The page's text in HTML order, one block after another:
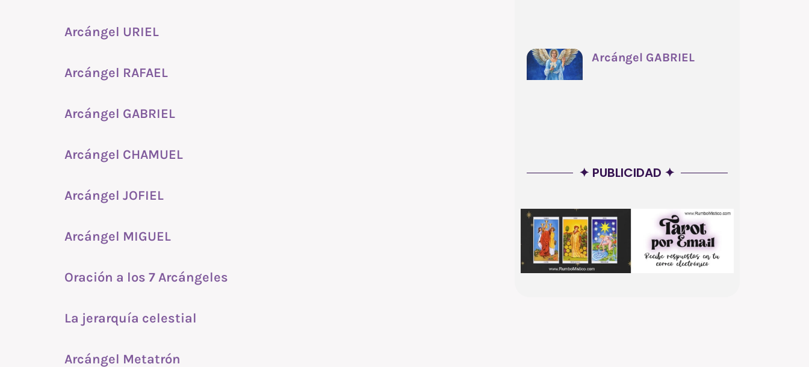
Arcángel URIEL
Arcángel RAFAEL
Arcángel GABRIEL
Arcángel CHAMUEL
Arcángel JOFIEL
Arcángel MIGUEL
Oración a los 7 Arcángeles
La jerarquía celestial
Arcángel Metatrón
Arcángel GABRIEL
✦ PUBLICIDAD ✦